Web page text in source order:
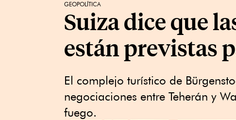
GEOPOLÍTICA
Suiza dice que
están previstas
El complejo turístico de
negociaciones entre Teherán y
fuego.